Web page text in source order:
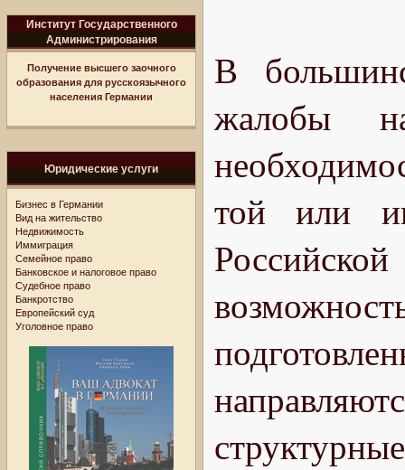
Институт Государственного
Администрирования
Получение высшего заочного
образования для русскоязычного
населения Германии
Юридические услуги
Бизнес в Германии
Вид на жительство
Недвижимость
Иммиграция
Семейное право
Банковское и налоговое право
Судебное право
Банкротство
Европейский суд
Уголовное право
В
жалобы
той или